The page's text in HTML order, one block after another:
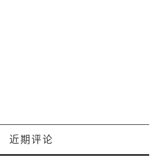
近期评论